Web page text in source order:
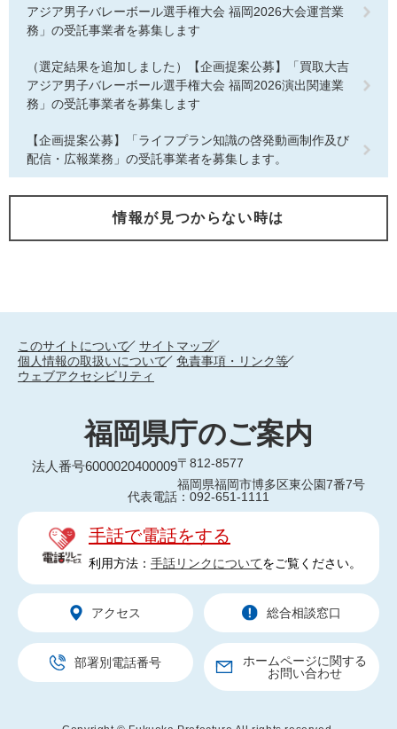
アジア男子バレーボール選手権大会 福岡2026大会運営業
務」の受託事業者を募集します
（選定結果を追加しました）【企画提案公募】「買取大吉
アジア男子バレーボール選手権大会 福岡2026演出関連業
務」の受託事業者を募集します
【企画提案公募】「ライフプラン知識の啓発動画制作及び
配信・広報業務」の受託事業者を募集します。
情報が見つからない時は
このサイトについて
サイトマップ
個人情報の取扱いについて
免責事項・リンク等
ウェブアクセシビリティ
福岡県庁のご案内
法人番号6000020400009〒812-8577
福岡県福岡市博多区東公園7番7号
代表電話：092-651-1111
手話で電話をする
利用方法： 手話リンクについてをご覧ください。
アクセス 総合相談窓口
部署別電話番号
ホームページに関する
お問い合わせ